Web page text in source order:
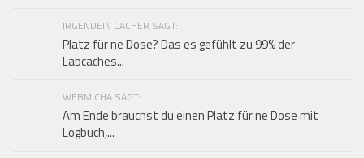
IRGENDEIN CACHER SAGT:
Platz für ne Dose? Das es gefühlt zu 99% der
Labcaches...
WEBMICHA SAGT:
Am Ende brauchst du einen Platz für ne Dose mit
Logbuch,...